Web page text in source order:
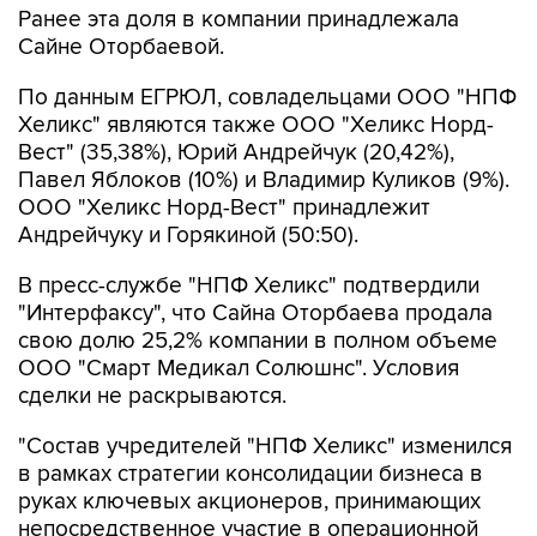
Ранее эта доля в компании принадлежала
Сайне Оторбаевой.
По данным ЕГРЮЛ, совладельцами ООО "НПФ
Хеликс" являются также ООО "Хеликс Норд-
Вест" (35,38%), Юрий Андрейчук (20,42%),
Павел Яблоков (10%) и Владимир Куликов (9%).
ООО "Хеликс Норд-Вест" принадлежит
Андрейчуку и Горякиной (50:50).
В пресс-службе "НПФ Хеликс" подтвердили
"Интерфаксу", что Сайна Оторбаева продала
свою долю 25,2% компании в полном объеме
ООО "Смарт Медикал Солюшнс". Условия
сделки не раскрываются.
"Состав учредителей "НПФ Хеликс" изменился
в рамках стратегии консолидации бизнеса в
руках ключевых акционеров, принимающих
непосредственное участие в операционной